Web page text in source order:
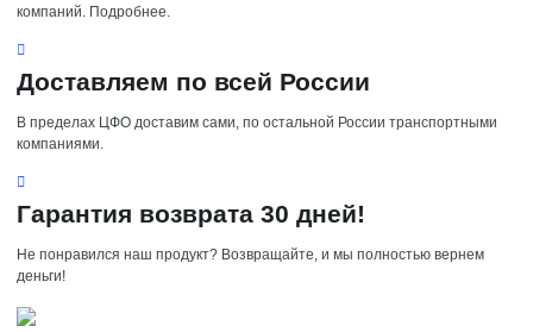
компаний. Подробнее.
Доставляем по всей России
В пределах ЦФО доставим сами, по остальной России транспортными
компаниями.
Гарантия возврата 30 дней!
Не понравился наш продукт? Возвращайте, и мы полностью вернем
деньги!